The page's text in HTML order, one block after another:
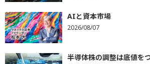
AIと資本市場
2026/08/07
半導体株の調整は底値を